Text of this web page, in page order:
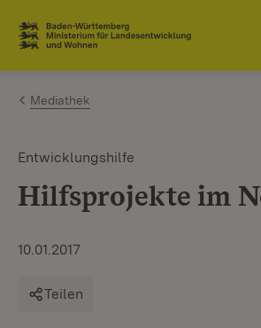
Zum Inhalt springen
Link zur Startseite
Mediathek
Entwicklungshilfe
Hilfsprojekte im
10.01.2017
Teilen